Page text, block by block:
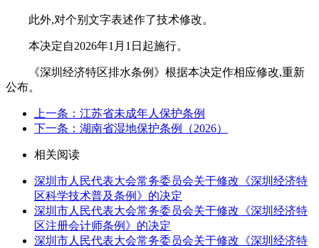
此外,对个别文字表述作了技术修改。
本决定自2026年1月1日起施行。
《深圳经济特区排水条例》根据本决定作相应修改,重新
公布。
上一条：江苏省未成年人保护条例
下一条：湖南省湿地保护条例（2026）
相关阅读
深圳市人民代表大会常务委员会关于修改《深圳经济特
区科学技术普及条例》的决定
深圳市人民代表大会常务委员会关于修改《深圳经济特
区注册会计师条例》的决定
深圳市人民代表大会常务委员会关于修改《深圳经济特